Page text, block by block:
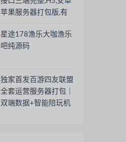
苹果服务器打包版,有
星途178渔乐大咖渔乐
吧纯源码
独家首发百游四友联盟
全套运营服务器打包｜
双端数据+智能陪玩机